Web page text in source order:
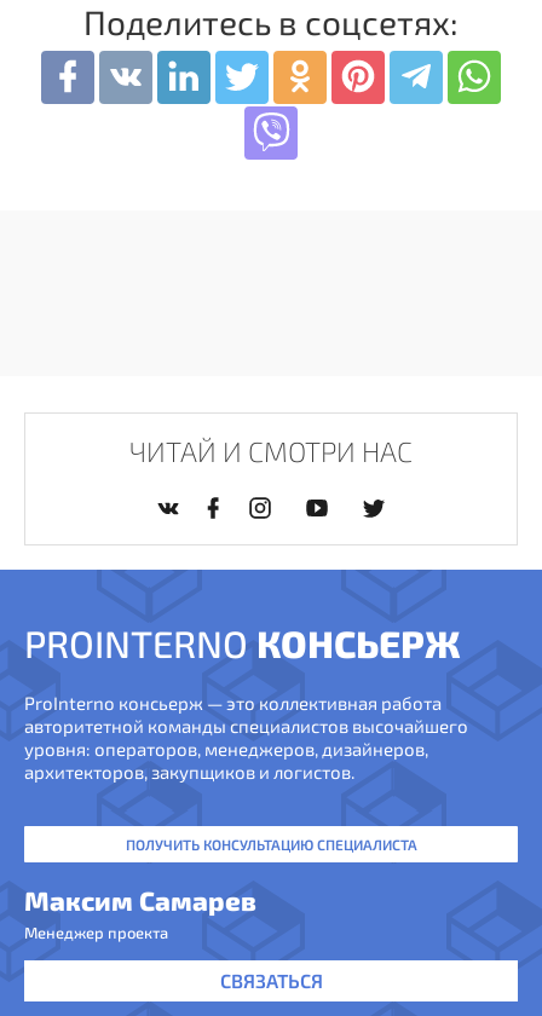
Поделитесь в соцсетях:
ЧИТАЙ И СМОТРИ НАС
PROINTERNO КОНСЬЕРЖ
ProInterno консьерж — это коллективная работа
авторитетной команды специалистов высочайшего
уровня: операторов, менеджеров, дизайнеров,
архитекторов, закупщиков и логистов.
ПОЛУЧИТЬ КОНСУЛЬТАЦИЮ СПЕЦИАЛИСТА
Максим Самарев
Менеджер проекта
СВЯЗАТЬСЯ